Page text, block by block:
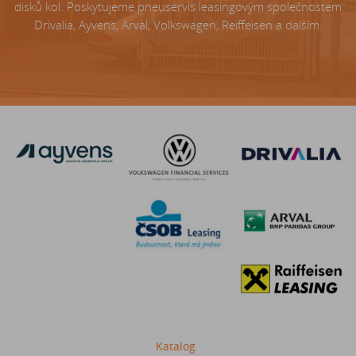
disků kol. Poskytujeme pneuservis leasingovým společnostem
Drivalia, Ayvens, Arval, Volkswagen, Reiffeisen a dalším.
Katalog